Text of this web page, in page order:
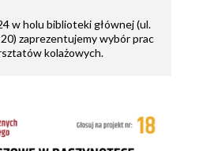
w holu biblioteki głównej (ul.
zaprezentujemy wybór prac
kolażowych.